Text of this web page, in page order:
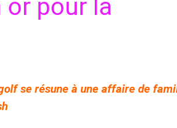
pour la
se résune à une affaire de